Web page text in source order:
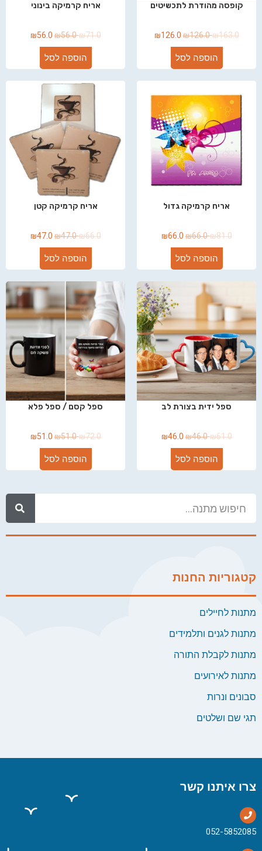
קטגוריות החנות
מתנות לחיילים
מתנות לגנים ותלמידים
מתנות לקבלת התורה
מתנות לאירועים
סבונים ונרות
תגי שם ושלטים
קופסה מהודרת לתכשיטים
₪163.0
₪126.0
₪126.0
הוספה לסל
אריח קרמיקה בינוני
₪71.0
₪56.0
₪56.0
הוספה לסל
אריח קרמיקה גדול
₪81.0
₪66.0
₪66.0
הוספה לסל
אריח קרמיקה קטן
₪66.0
₪47.0
₪47.0
הוספה לסל
ספל ידית בצורת לב
₪61.0
₪46.0
₪46.0
הוספה לסל
ספל קסם / ספל פלא
₪72.0
₪51.0
₪51.0
הוספה לסל
צרו איתנו קשר